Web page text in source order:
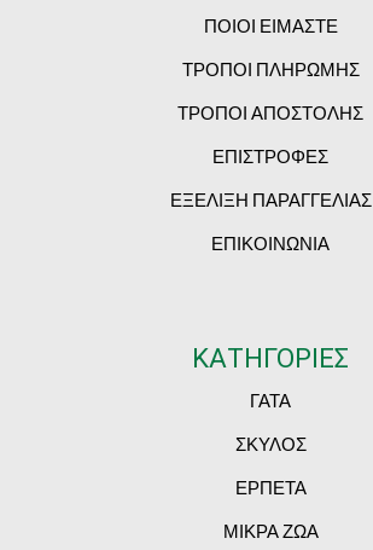
ΠΟΙΟΙ ΕΙΜΑΣΤΕ
ΤΡΟΠΟΙ ΠΛΗΡΩΜΗΣ
ΤΡΟΠΟΙ ΑΠΟΣΤΟΛΗΣ
ΕΠΙΣΤΡΟΦΕΣ
ΕΞΕΛΙΞΗ ΠΑΡΑΓΓΕΛΙΑΣ
ΕΠΙΚΟΙΝΩΝΙΑ
ΚΑΤΗΓΟΡΙΕΣ
ΓΑΤΑ
ΣΚΥΛΟΣ
ΕΡΠΕΤΑ
ΜΙΚΡΑ ΖΩΑ